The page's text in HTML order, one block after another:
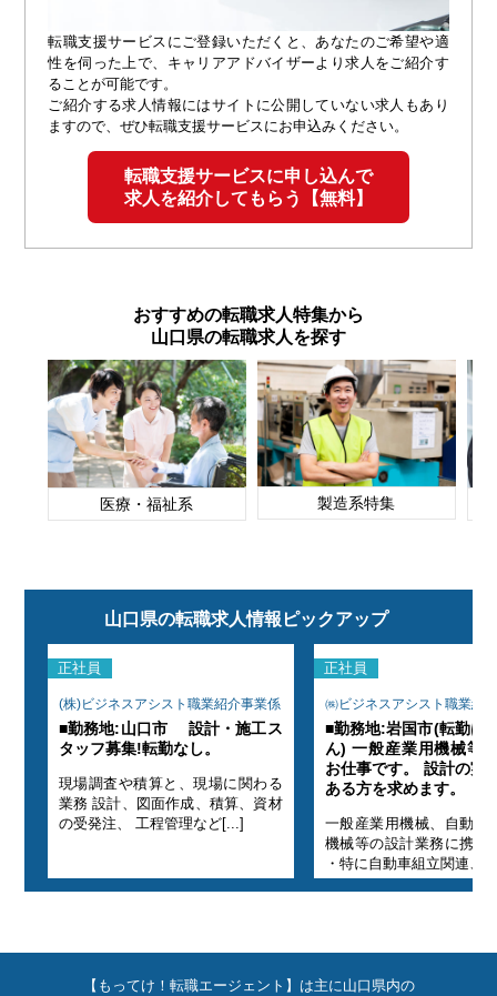
転職支援サービスにご登録いただくと、あなたのご希望や適
性を伺った上で、キャリアアドバイザーより求人をご紹介す
ることが可能です。
ご紹介する求人情報にはサイトに公開していない求人もあり
ますので、ぜひ転職支援サービスにお申込みください。
転職支援サービスに申し込んで
求人を紹介してもらう【無料】
おすすめの転職求人特集から
山口県の転職求人を探す
医療・福祉系 製造系特集
山口県の転職求人情報ピックアップ
正社員
(株)ビジネスアシスト職業紹介事業係
■勤務地:山口市 設計・施工ス
タッフ募集!転勤なし。
現場調査や積算と、現場に関わる
業務 設計、図面作成、積算、資材
の受発注、 工程管理など[...]
正社員
㈱ビジネスアシスト職業紹
■勤務地:岩国市(転勤は
ん) 一般産業用機械等
お仕事です。 設計の実
ある方を求めます。
一般産業用機械、自動化
機械等の設計業務に携わ
・特に自動車組立関連、
【もってけ！転職エージェント】は主に山口県内の